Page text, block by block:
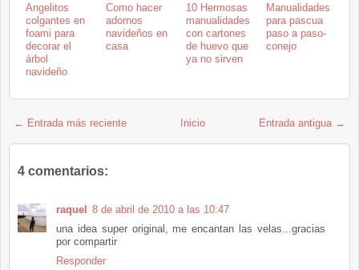
Angelitos
colgantes en
foami para
decorar el
árbol
navideño
Como hacer
adornos
navideños en
casa
10 Hermosas
manualidades
con cartones
de huevo que
ya no sirven
Manualidades
para pascua
paso a paso-
conejo
← Entrada más reciente Entrada antigua →
Inicio
4 comentarios:
raquel 8 de abril de 2010 a las 10:47
una idea super original, me encantan las velas...gracias
por compartir
Responder